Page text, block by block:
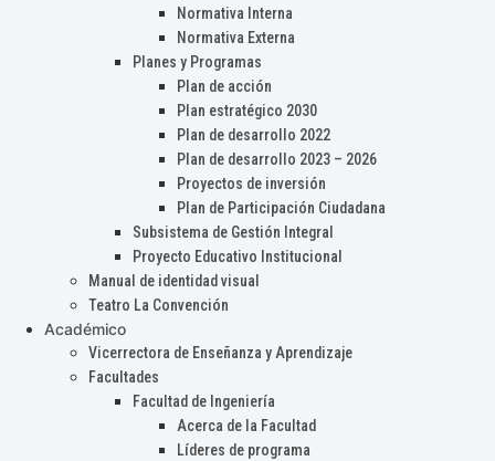
Normativa Interna
Normativa Externa
Planes y Programas
Plan de acción
Plan estratégico 2030
Plan de desarrollo 2022
Plan de desarrollo 2023 – 2026
Proyectos de inversión
Plan de Participación Ciudadana
Subsistema de Gestión Integral
Proyecto Educativo Institucional
Manual de identidad visual
Teatro La Convención
Académico
Vicerrectora de Enseñanza y Aprendizaje
Facultades
Facultad de Ingeniería
Acerca de la Facultad
Líderes de programa